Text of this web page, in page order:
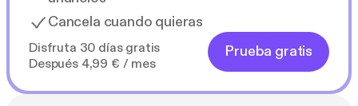
Cancela cuando quieras
Disfruta 30 días gratis
Después 4,99 € / mes
Prueba gratis